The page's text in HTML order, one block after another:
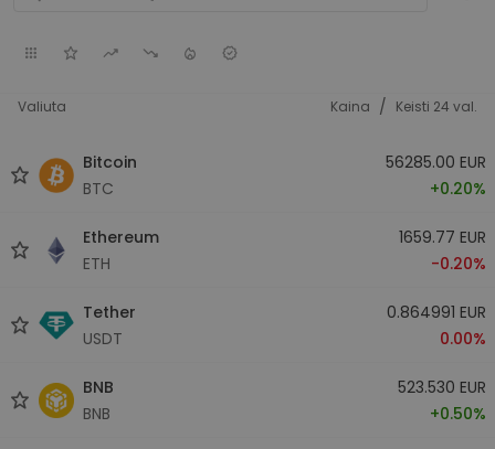
Valiuta Kaina / Keisti 24 val.
Bitcoin
BTC
56285.00 EUR
+0.20%
Ethereum
ETH
1659.77 EUR
-0.20%
Tether
USDT
0.864991 EUR
0.00%
BNB
BNB
523.530 EUR
+0.50%